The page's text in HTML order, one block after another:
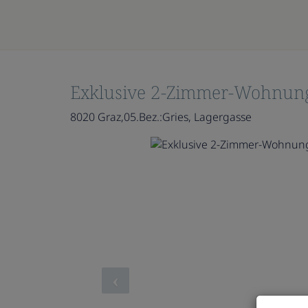
Exklusive 2-Zimmer-
8020 Graz,05.Bez.:Gries, Lagergasse